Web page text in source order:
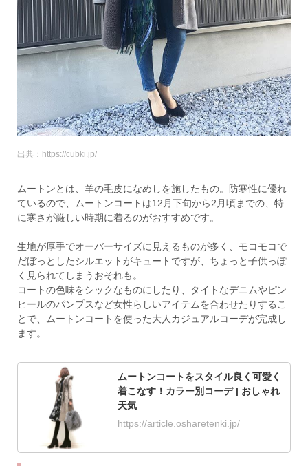
出典：https://cubki.jp/
ムートンとは、羊の毛皮になめしを施したもの。防寒性に優れ
ているので、ムートンコートは12月下旬から2月頃までの、特
に寒さが厳しい時期に着るのがおすすめです。
生地が厚手でオーバーサイズに見えるものが多く、モコモコで
だぼっとしたシルエットがキュートですが、ちょっと子供っぽ
く見られてしまうおそれも。
コートの色味をシックなものにしたり、タイトなデニムやピン
ヒールのパンプスなど女性らしいアイテムを合わせたりするこ
とで、ムートンコートを使った大人カジュアルコーデが完成し
ます。
ムートンコートをスタイル良く可愛く
着こなす！カラー別コーデ | おしゃれ
天気
https://article.osharetenki.jp/